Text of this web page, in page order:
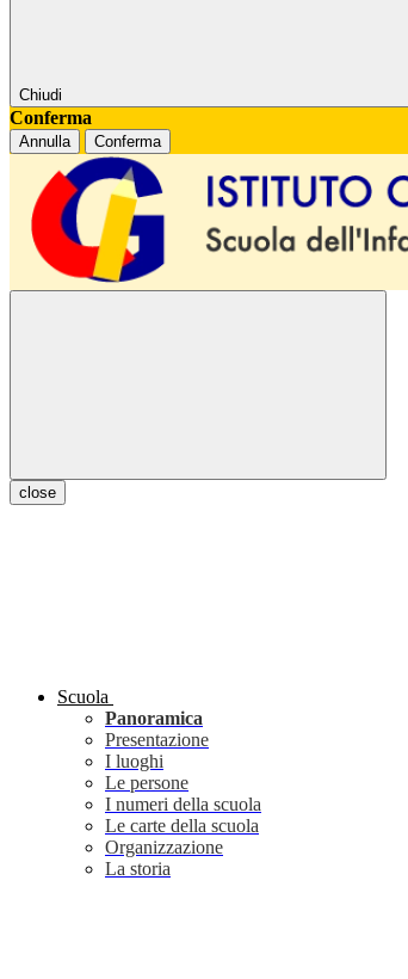
Chiudi
Conferma
Annulla Conferma
close
Scuola
Panoramica
Presentazione
I luoghi
Le persone
I numeri della scuola
Le carte della scuola
Organizzazione
La storia